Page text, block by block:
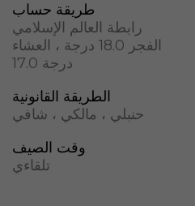
طريقة حساب
رابطة العالم الإسلامي
الفجر 18.0 درجة ، العشاء
17.0 درجة
الطريقة القانونية
حنبلي ، مالكي ، شافي
وقت الصيف
تلقاءي